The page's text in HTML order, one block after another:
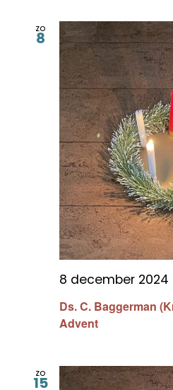
zo
8
Ds. C. Baggerman
Advent
8 december 2024
zo
15